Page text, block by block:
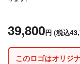
39,800円 (税込
このロゴはオリジ